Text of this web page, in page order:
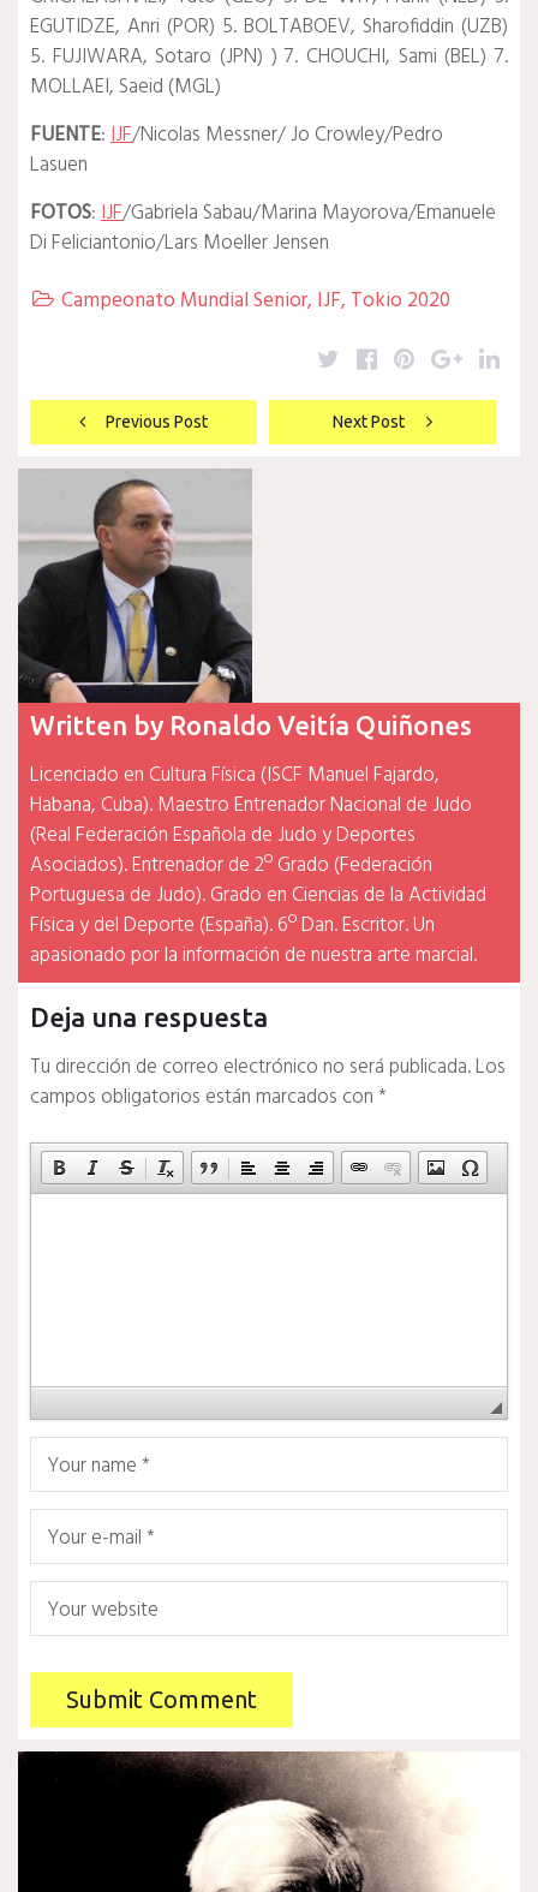
EGUTIDZE, Anri (POR) 5. BOLTABOEV, Sharofiddin (UZB)
5. FUJIWARA, Sotaro (JPN) ) 7. CHOUCHI, Sami (BEL) 7.
MOLLAEI, Saeid (MGL)
FUENTE:IJF/Nicolas Messner/ Jo Crowley/Pedro
Lasuen
FOTOS:IJF/Gabriela Sabau/Marina Mayorova/Emanuele
Di Feliciantonio/Lars Moeller Jensen
 Campeonato Mundial Senior, IJF, Tokio 2020
Navegación
de
entradas
Previous Post Next Post
Twitter
Facebook
Pinterest
Written by Ronaldo Veitía Quiñones
Licenciado en Cultura Física (ISCF Manuel Fajardo,
Habana, Cuba). Maestro Entrenador Nacional de Judo
(Real Federación Española de Judo y Deportes
Asociados). Entrenador de 2º Grado (Federación
Portuguesa de Judo). Grado en Ciencias de la Actividad
Física y del Deporte (España). 6º Dan. Escritor. Un
apasionado por la información de nuestra arte marcial.
Deja una respuesta
Tu dirección de correo electrónico no será publicada.Los
campos obligatorios están marcados con*